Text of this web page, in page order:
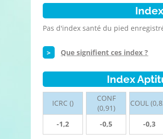
Pas d'index santé du pied
> Que signifient ces index ?
Index
ICRC ()
-1,2
CONF
(0,91)
-0,5
COUL
-0,3